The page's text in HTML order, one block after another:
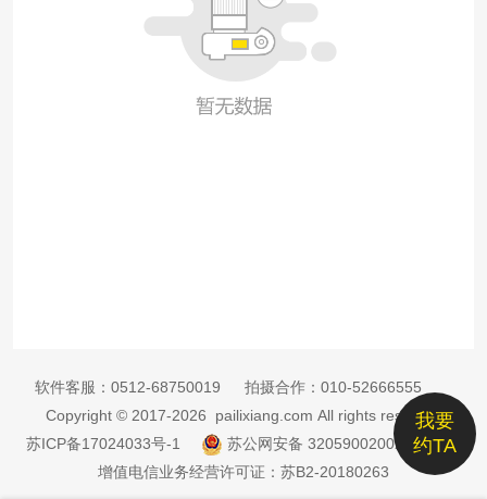
我要
约TA
软件客服： 0512-68750019 拍摄合作： 010-52666555
Copyright © 2017-2026 pailixiang.com All rights reserved
苏ICP备17024033号-1
苏公网安备 32059002002885号
增值电信业务经营许可证：苏B2-20180263